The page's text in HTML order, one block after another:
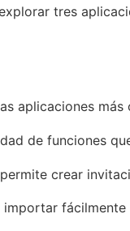
tres
aplicaciones
de funciones
crear
importar